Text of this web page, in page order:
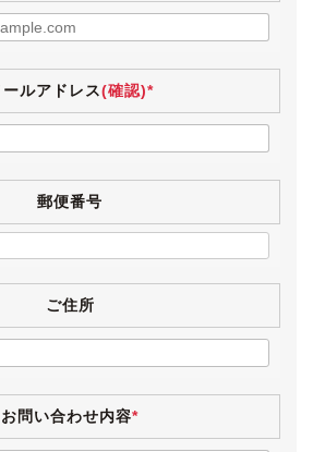
ウィンドウ・エアコン・パワスラ・
作確認済みです。
、エンジンやオートマに特に気にな
せんでした。
効いています。
がきちんと確認されているお車で
ールアドレス(確認)*
郵便番号
ご住所
お問い合わせ内容*